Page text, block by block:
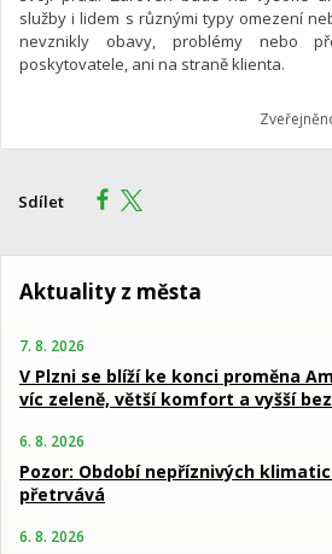
služby i lidem s různými typy omezení
nevznikly obavy, problémy nebo
poskytovatele, ani na straně klienta.
Sdílet
Aktuality z města
7. 8. 2026
V Plzni se blíží ke konci proměna
víc zeleně, větší komfort a vyšší
6. 8. 2026
Pozor: Období nepříznivých
přetrvává
6. 8. 2026